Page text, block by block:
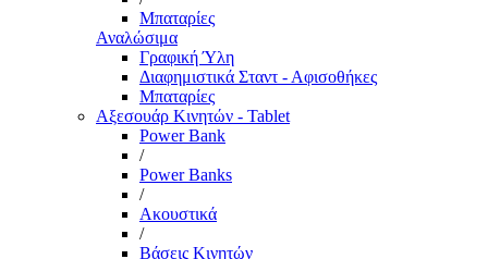
Μπαταρίες
Αναλώσιμα
Γραφική Ύλη
Διαφημιστικά Σταντ - Αφισοθήκες
Μπαταρίες
Αξεσουάρ Κινητών - Tablet
Power Bank
/
Power Banks
/
Ακουστικά
/
Βάσεις Κινητών